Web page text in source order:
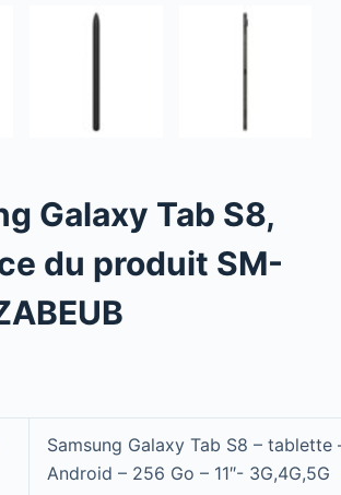
Galaxy Tab S8,
du produit SM-
Samsung Galaxy Tab S8 – tablette
Android – 256 Go – 11″- 3G,4G,5G